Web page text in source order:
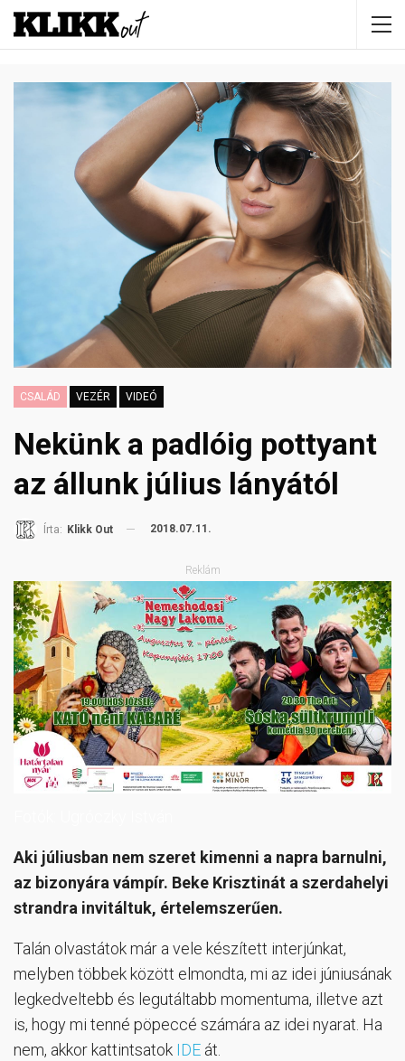
CSALÁD VEZÉR VIDEÓ
Nekünk a padlóig pottyant
az állunk július lányától
Írta: Klikk Out 2018.07.11.
Reklám
Aki júliusban nem szeret kimenni a napra barnulni,
az bizonyára vámpír. Beke Krisztinát a szerdahelyi
strandra invitáltuk, értelemszerűen.
Talán olvastátok már a vele készített interjúnkat,
melyben többek között elmondta, mi az idei júniusának
legkedveltebb és legutáltabb momentuma, illetve azt
is, hogy mi tenné pöpeccé számára az idei nyarat. Ha
nem, akkor kattintsatok IDE át.